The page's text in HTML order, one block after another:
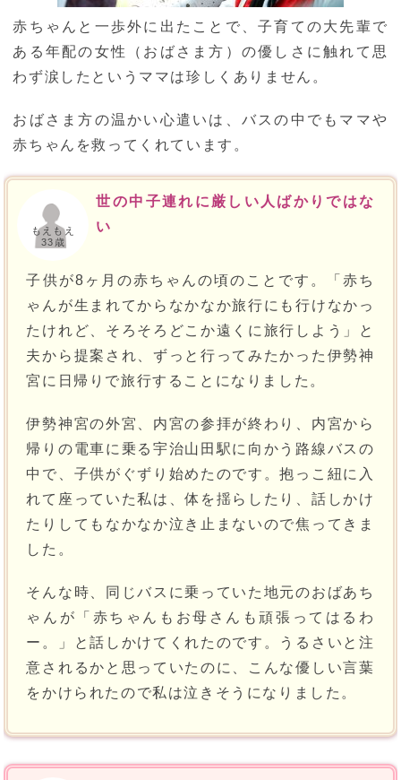
赤ちゃんと一歩外に出たことで、子育ての大先輩で
ある年配の女性（おばさま方）の優しさに触れて思
わず涙したというママは珍しくありません。
おばさま方の温かい心遣いは、バスの中でもママや
赤ちゃんを救ってくれています。
もえもえ
33歳
世の中子連れに厳しい人ばかりではな
い
子供が8ヶ月の赤ちゃんの頃のことです。「赤ち
ゃんが生まれてからなかなか旅行にも行けなかっ
たけれど、そろそろどこか遠くに旅行しよう」と
夫から提案され、ずっと行ってみたかった伊勢神
宮に日帰りで旅行することになりました。
伊勢神宮の外宮、内宮の参拝が終わり、内宮から
帰りの電車に乗る宇治山田駅に向かう路線バスの
中で、子供がぐずり始めたのです。抱っこ紐に入
れて座っていた私は、体を揺らしたり、話しかけ
たりしてもなかなか泣き止まないので焦ってきま
した。
そんな時、同じバスに乗っていた地元のおばあち
ゃんが「赤ちゃんもお母さんも頑張ってはるわ
ー。」と話しかけてくれたのです。うるさいと注
意されるかと思っていたのに、こんな優しい言葉
をかけられたので私は泣きそうになりました。